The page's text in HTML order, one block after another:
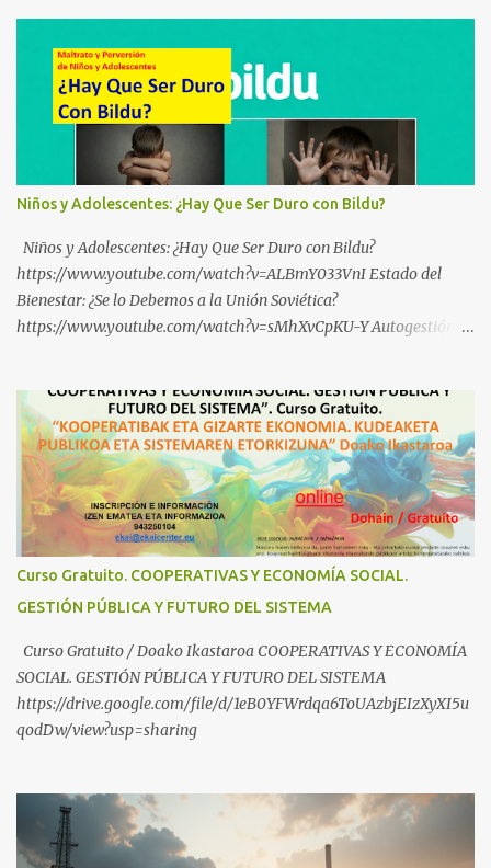
Niños y Adolescentes: ¿Hay Que Ser Duro con Bildu?
Niños y Adolescentes: ¿Hay Que Ser Duro con Bildu?
https://www.youtube.com/watch?v=ALBmY033VnI Estado del
Bienestar: ¿Se lo Debemos a la Unión Soviética?
https://www.youtube.com/watch?v=sMhXvCpKU-Y Autogestión
Industrial https://www.youtube.com/shorts/dGKjgqEvRHk
¿Conoces los nuevos canales de BABESTU? Si quieres hacer algo, o
compartir ideas, para proteger a los niños y adolescentes vascos
frente a abusos y manipulaciones: BABESTUren kanal berriak
ezagutzen dituzu? Euskal haurrak eta nerabeak abusu eta
manipulazioetatik babesteko zerbait egin nahi baduzu, edo ideiak
partekatu nahi badituzu: Telegram :
https://whatsapp.com/channel/0029VbBW56k0LKZJWzQyoE1T
SÍGUENOS EN YOUTUBE: https://www.youtube.com/@ekaicenter?
sub_confirmation=1
Curso Gratuito. COOPERATIVAS Y ECONOMÍA SOCIAL.
GESTIÓN PÚBLICA Y FUTURO DEL SISTEMA
Curso Gratuito / Doako Ikastaroa COOPERATIVAS Y ECONOMÍA
SOCIAL. GESTIÓN PÚBLICA Y FUTURO DEL SISTEMA
https://drive.google.com/file/d/1eB0YFWrdqa6ToUAzbjEIzXyXI5u
qodDw/view?usp=sharing